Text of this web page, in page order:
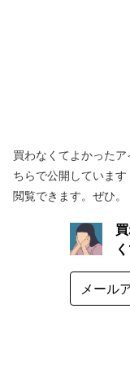
買わなくてよかった
ちらで公開していま
閲覧できます。ぜひ。